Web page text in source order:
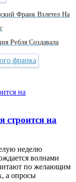
Франк Взлетел На
Рубля Создавала
строится на
неделю
волнами
по желающим
а опросы